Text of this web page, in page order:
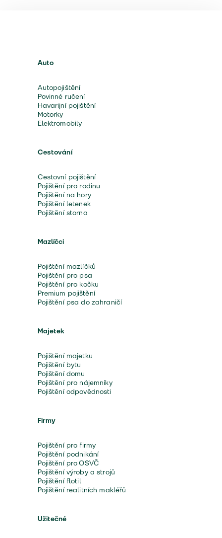
Auto
Autopojištění
Povinné ručení
Havarijní pojištění
Motorky
Elektromobily
Cestování
Cestovní pojištění
Pojištění pro rodinu
Pojištění na hory
Pojištění letenek
Pojištění storna
Mazlíčci
Pojištění mazlíčků
Pojištění pro psa
Pojištění pro kočku
Premium pojištění
Pojištění psa do zahraničí
Majetek
Pojištění majetku
Pojištění bytu
Pojištění domu
Pojištění pro nájemníky
Pojištění odpovědnosti
Firmy
Pojištění pro firmy
Pojištění podnikání
Pojištění pro OSVČ
Pojištění výroby a strojů
Pojištění flotil
Pojištění realitních makléřů
Užitečné